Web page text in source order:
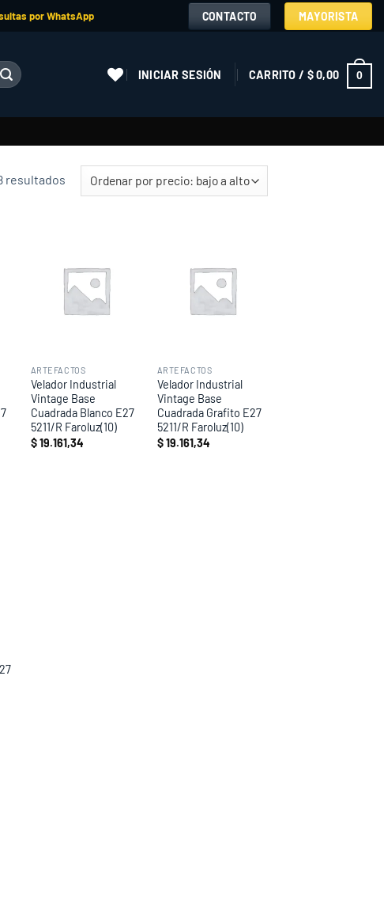
por WhatsApp CONTACTO MAYORISTA
INICIAR SESIÓN CARRITO / $0,00 0
resultadosOrdenado
por
a
mayor
Add to
wishlist
ARTEFACTOS
Velador Industrial
Vintage Base
Cuadrada Blanco E27
5211/R Faroluz(10)
$19.161,34
Add to
wishlist
ARTEFACTOS
Velador Industrial
Vintage Base
Cuadrada Grafito E27
5211/R Faroluz(10)
$19.161,34